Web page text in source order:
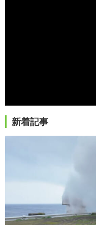
新着記事